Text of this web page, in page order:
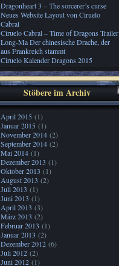
Dragonheart 3 – The sorcerer’s curse
Neues Website Layout von Ciruelo
Cabral
Ciruelo Cabral – Time of Dragons Trailer
Long-Ma Der chinesische Drache, der
aus Frankreich stammt
Ciruelo Kalender Dragons 2015
Stöbere im Archiv
April 2015 (1)
Januar 2015 (1)
November 2014 (2)
September 2014 (2)
Mai 2014 (1)
Dezember 2013 (1)
Oktober 2013 (1)
August 2013 (2)
Juli 2013 (1)
Juni 2013 (1)
April 2013 (3)
März 2013 (2)
Februar 2013 (1)
Januar 2013 (2)
Dezember 2012 (6)
Juli 2012 (2)
Juni 2012 (1)